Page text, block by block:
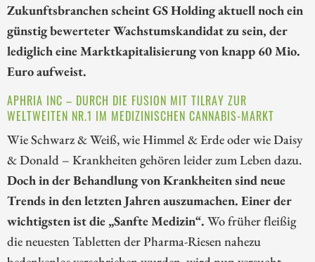
Zukunftsbranchen scheint GS Holding aktuell noch ein
günstig bewerteter Wachstumskandidat zu sein, der
lediglich eine Marktkapitalisierung von knapp 60 Mio.
Euro aufweist.
APHRIA INC – DURCH DIE FUSION MIT TILRAY ZUR
WELTWEITEN NR.1 IM MEDIZINISCHEN CANNABIS-MARKT
Wie Schwarz & Weiß, wie Himmel & Erde oder wie Daisy
& Donald – Krankheiten gehören leider zum Leben dazu.
Doch in der Behandlung von Krankheiten sind neue
Trends in den letzten Jahren auszumachen. Einer der
wichtigsten ist die „Sanfte Medizin“. Wo früher fleißig
die neuesten Tabletten der Pharma-Riesen nahezu